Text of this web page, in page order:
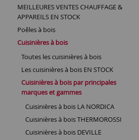
MEILLEURES VENTES CHAUFFAGE &
APPAREILS EN STOCK
Poêles à bois
Cuisinières à bois
Toutes les cuisinières à bois
Les cuisinières à bois EN STOCK
Cuisinières à bois par principales
marques et gammes
Cuisinières à bois LA NORDICA
Cuisinières à bois THERMOROSSI
Cuisinières à bois DEVILLE